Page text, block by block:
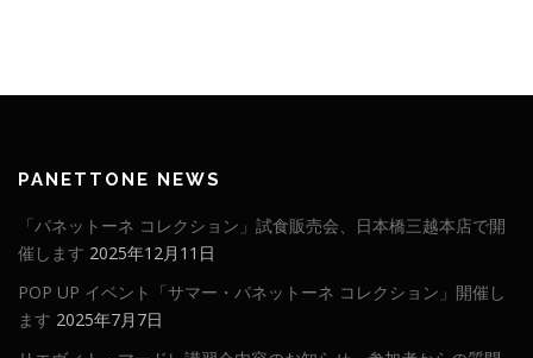
PANETTONE NEWS
「パネットーネ コレクション」試食販売会、日本橋三越本店で開
催します 2025年12月11日
POP UP イベント「サマー・パネットーネ コレクション」開催し
ます 2025年7月7日